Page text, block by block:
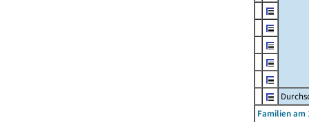
Familien am